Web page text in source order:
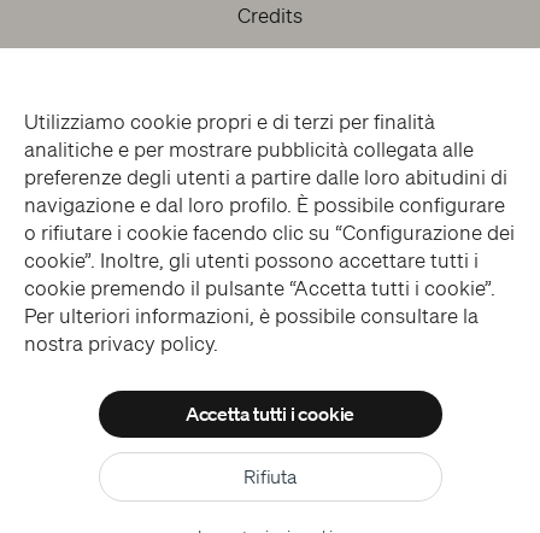
Utilizziamo cookie propri e di terzi per finalità
analitiche e per mostrare pubblicità collegata alle
preferenze degli utenti a partire dalle loro abitudini di
navigazione e dal loro profilo. È possibile configurare
o rifiutare i cookie facendo clic su “Configurazione dei
cookie”. Inoltre, gli utenti possono accettare tutti i
cookie premendo il pulsante “Accetta tutti i cookie”.
Per ulteriori informazioni, è possibile consultare la
nostra privacy policy.
Rifiuta
Accetta tutti i cookie
Consenti tutti
Iscriviti alla Newsletter
Credits
facebooktwitteryoutubeinstagram
© MUSEO CAPPELLA SANSEVERO > ALL RIGHTS RESERVED
WEBSITE DESIGN > BLUELABS